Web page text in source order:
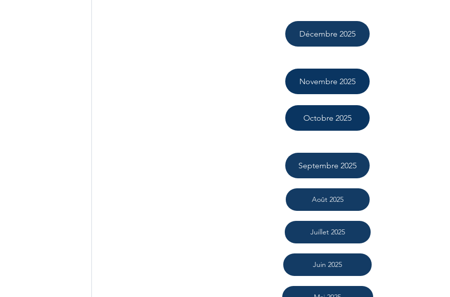
Décembre 2025
Novembre 2025
Octobre 2025
Septembre 2025
Août 2025
Juillet 2025
Juin 2025